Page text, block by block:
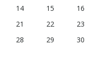
14 15
16
21 22
23
28 29
30